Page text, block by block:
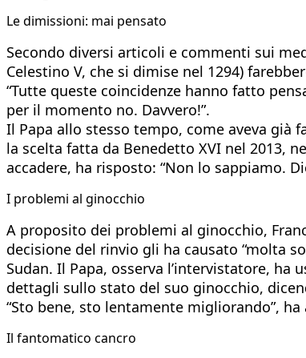
Le dimissioni: mai pensato
Secondo diversi articoli e commenti sui
Celestino V, che si dimise nel 1294)
“Tutte queste coincidenze hanno fatto
per il momento no. Davvero!”.
Il Papa allo stesso tempo, come aveva
la scelta fatta da Benedetto XVI nel 2013,
accadere, ha risposto: “Non lo sappiamo.
I problemi al ginocchio
A proposito dei problemi al ginocchio,
decisione del rinvio gli ha causato “molta
Sudan. Il Papa, osserva l’intervistatore,
dettagli sullo stato del suo ginocchio,
“Sto bene, sto lentamente migliorando”,
Il fantomatico cancro